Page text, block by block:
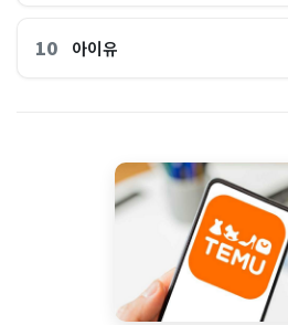
10 아이유